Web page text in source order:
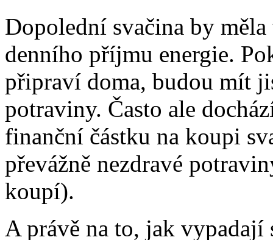
Dopolední svačina by
denního příjmu energie.
připraví doma, budou mít
potraviny. Často ale
finanční částku na koupi
převážně nezdravé
koupí).
A právě na to, jak vypadají